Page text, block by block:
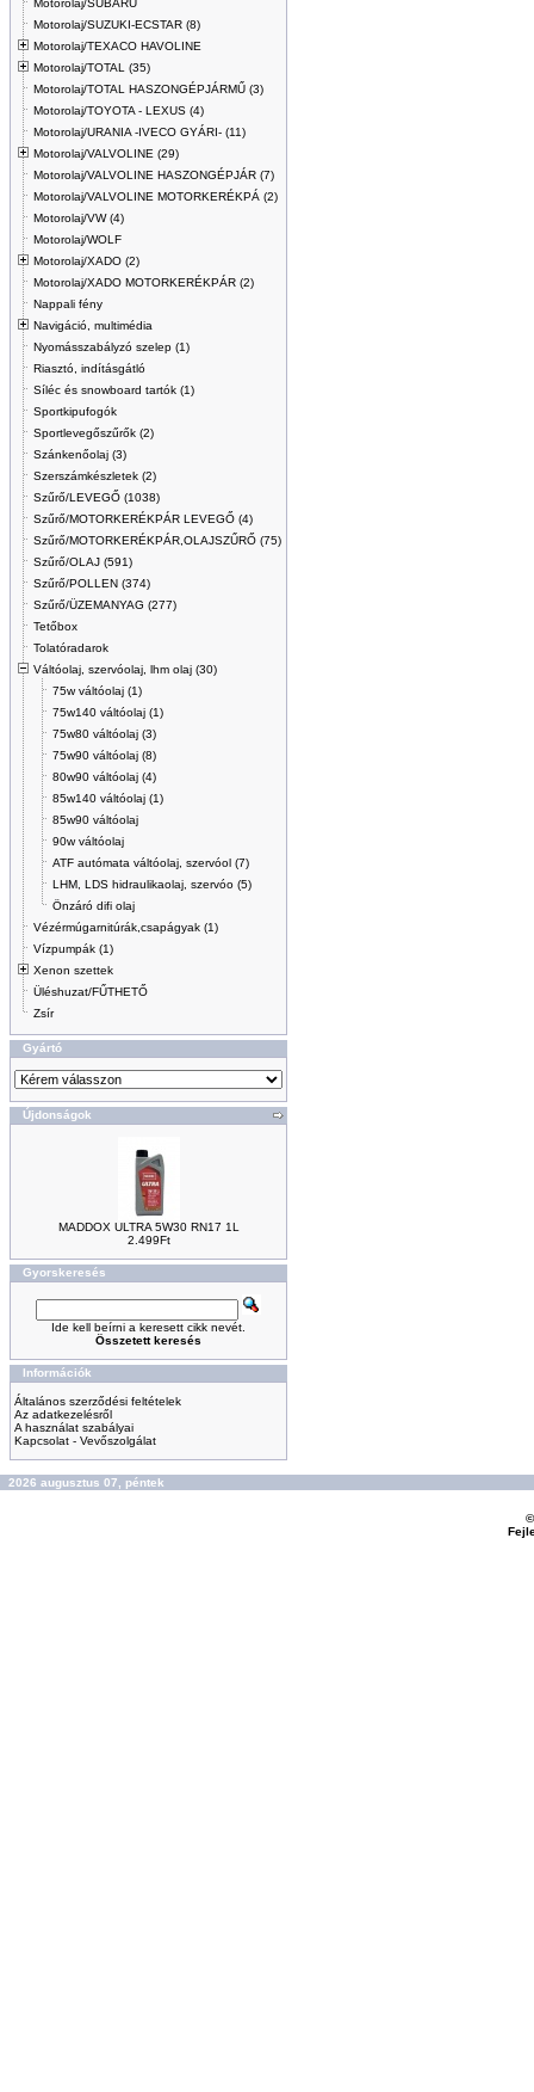
Motorolaj/SUBARU
Motorolaj/SUZUKI-ECSTAR (8)
Motorolaj/TEXACO HAVOLINE
Motorolaj/TOTAL (35)
Motorolaj/TOTAL HASZONGÉPJÁRMŰ (3)
Motorolaj/TOYOTA - LEXUS (4)
Motorolaj/URANIA -IVECO GYÁRI- (11)
Motorolaj/VALVOLINE (29)
Motorolaj/VALVOLINE HASZONGÉPJÁR (7)
Motorolaj/VALVOLINE MOTORKERÉKPÁ (2)
Motorolaj/VW (4)
Motorolaj/WOLF
Motorolaj/XADO (2)
Motorolaj/XADO MOTORKERÉKPÁR (2)
Nappali fény
Navigáció, multimédia
Nyomásszabályzó szelep (1)
Riasztó, indításgátló
Síléc és snowboard tartók (1)
Sportkipufogók
Sportlevegőszűrők (2)
Szánkenőolaj (3)
Szerszámkészletek (2)
Szűrő/LEVEGŐ (1038)
Szűrő/MOTORKERÉKPÁR LEVEGŐ (4)
Szűrő/MOTORKERÉKPÁR,OLAJSZŰRŐ (75)
Szűrő/OLAJ (591)
Szűrő/POLLEN (374)
Szűrő/ÜZEMANYAG (277)
Tetőbox
Tolatóradarok
Váltóolaj, szervóolaj, lhm olaj (30)
75w váltóolaj (1)
75w140 váltóolaj (1)
75w80 váltóolaj (3)
75w90 váltóolaj (8)
80w90 váltóolaj (4)
85w140 váltóolaj (1)
85w90 váltóolaj
90w váltóolaj
ATF autómata váltóolaj, szervóol (7)
LHM, LDS hidraulikaolaj, szervóo (5)
Önzáró difi olaj
Vézérmúgarnitúrák,csapágyak (1)
Vízpumpák (1)
Xenon szettek
Üléshuzat/FŰTHETŐ
Zsír
Gyártó
Újdonságok
MADDOX ULTRA 5W30 RN17 1L
2.499Ft
Gyorskeresés
Ide kell beírni a keresett cikk nevét.
Összetett keresés
Információk
Általános szerződési feltételek
Az adatkezelésről
A használat szabályai
Kapcsolat - Vevőszolgálat
2026 augusztus 07, péntek